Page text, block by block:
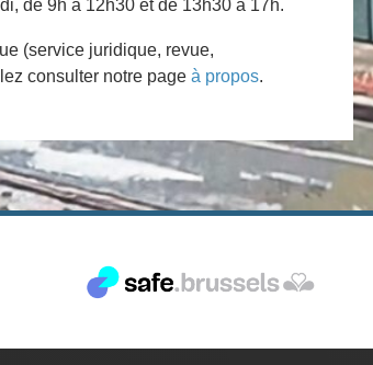
de 9h à 12h30 et de 13h30 à 17h.
(service juridique, revue,
consulter notre page à propos.